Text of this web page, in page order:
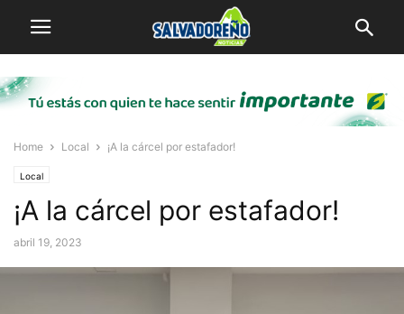
Home Local ¡A la cárcel por estafador!
Local
¡A la cárcel por estafador!
abril 19, 2023